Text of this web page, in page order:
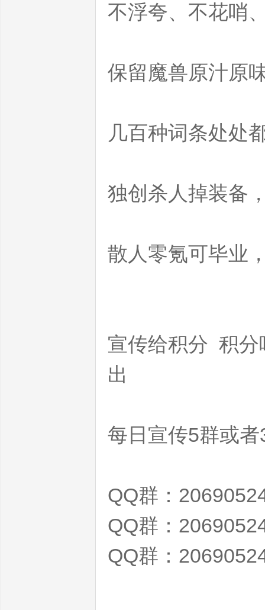
不浮夸、不花哨
保留魔兽原汁原
几百种词条处处
独创杀人掉装备
散人零氪可毕业
宣传给积分 积分
出
每日宣传5群或
QQ群：
QQ群：
QQ群：